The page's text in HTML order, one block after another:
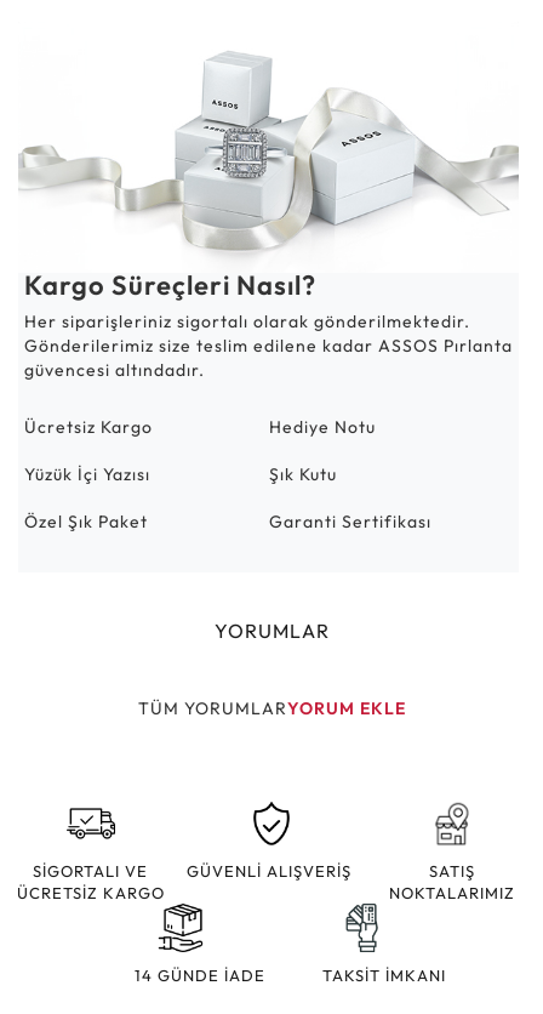
Kargo Süreçleri Nasıl?
Her siparişleriniz sigortalı olarak gönderilmektedir.
Gönderilerimiz size teslim edilene kadar ASSOS Pırlanta
güvencesi altındadır.
Ücretsiz Kargo Hediye Notu
Yüzük İçi Yazısı Şık Kutu
Özel Şık Paket Garanti Sertifikası
YORUMLAR
TÜM YORUMLARYORUM EKLE
SİGORTALI VE
ÜCRETSİZ KARGO
GÜVENLİ ALIŞVERİŞ
SATIŞ
NOKTALARIMIZ
14 GÜNDE İADE TAKSİT İMKANI